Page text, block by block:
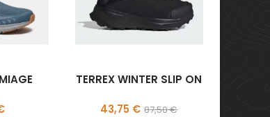
TERREX WINTER SLIP ON
Prix
43,75 € Prix
87,50 €